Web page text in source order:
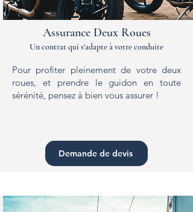
Assurance Deux Roues
Un contrat qui s'adapte à votre conduite
Pour profiter pleinement de votre deux
roues, et prendre le guidon en toute
sérénité, pensez à bien vous assurer !
Demande de devis